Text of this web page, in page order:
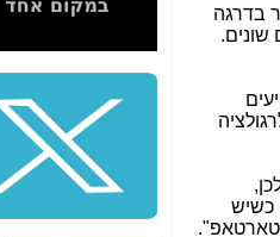
בדרגה
שונים.
כשיש
סיכום ביקור
משקיעות ומפתחות
באותם תחומים -
שלמה פילבר (עד
לאחרונה מנכ"ל
התקשורת) - עד
מדינה? הצחקתם